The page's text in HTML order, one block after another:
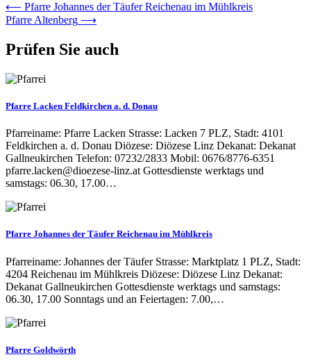
⟵ Pfarre Johannes der Täufer Reichenau im Mühlkreis
Pfarre Altenberg ⟶
Prüfen Sie auch
Pfarre Lacken Feldkirchen a. d. Donau
Pfarreiname: Pfarre Lacken Strasse: Lacken 7 PLZ, Stadt: 4101
Feldkirchen a. d. Donau Diözese: Diözese Linz Dekanat: Dekanat
Gallneukirchen Telefon: 07232/2833 Mobil: 0676/8776-6351
pfarre.lacken@dioezese-linz.at Gottesdienste werktags und
samstags: 06.30, 17.00…
Pfarre Johannes der Täufer Reichenau im Mühlkreis
Pfarreiname: Johannes der Täufer Strasse: Marktplatz 1 PLZ, Stadt:
4204 Reichenau im Mühlkreis Diözese: Diözese Linz Dekanat:
Dekanat Gallneukirchen Gottesdienste werktags und samstags:
06.30, 17.00 Sonntags und an Feiertagen: 7.00,…
Pfarre Goldwörth